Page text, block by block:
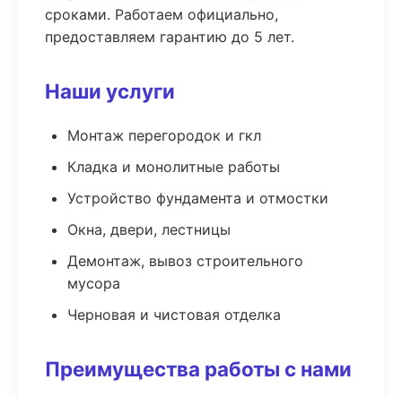
сроками. Работаем официально,
предоставляем гарантию до 5 лет.
Наши услуги
Монтаж перегородок и гкл
Кладка и монолитные работы
Устройство фундамента и отмостки
Окна, двери, лестницы
Демонтаж, вывоз строительного
мусора
Черновая и чистовая отделка
Преимущества работы с нами